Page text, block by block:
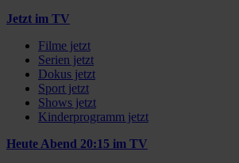
Jetzt im TV
Filme jetzt
Serien jetzt
Dokus jetzt
Sport jetzt
Shows jetzt
Kinderprogramm jetzt
Heute Abend 20:15 im TV